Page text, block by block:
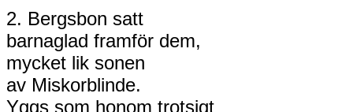
2. Bergsbon satt
barnaglad framför dem,
mycket lik sonen
av Miskorblinde.
Yggs som honom trotsigt